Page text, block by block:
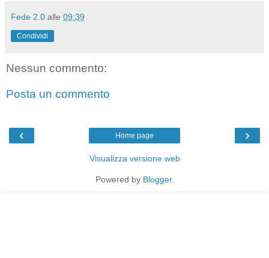
Fede 2.0 alle 09:39
Condividi
Nessun commento:
Posta un commento
‹ ›
Home page
Visualizza versione web
Powered by Blogger.